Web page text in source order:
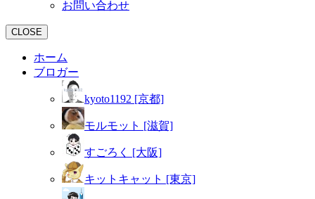
お問い合わせ
CLOSE
ホーム
ブロガー
kyoto1192 [京都]
モルモット [滋賀]
すごろく [大阪]
キットキャット [東京]